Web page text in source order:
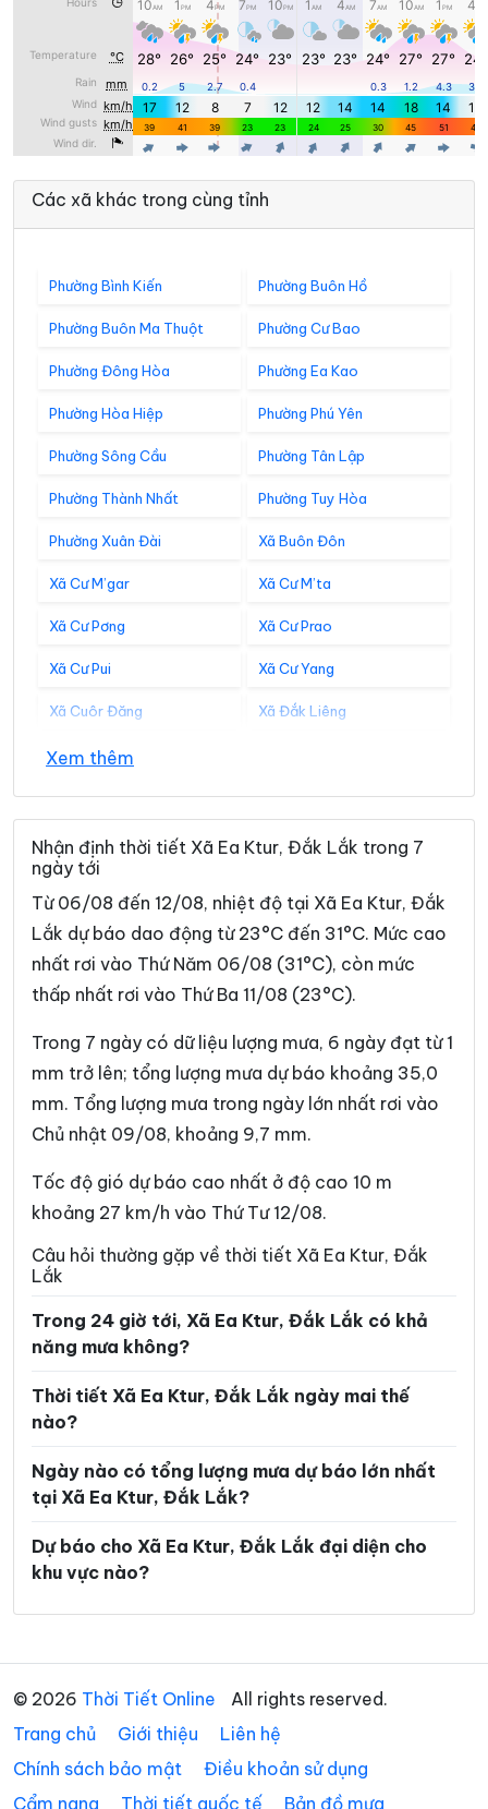
Các xã khác trong cùng tỉnh
Phường Bình Kiến Phường Buôn Hồ
Phường Buôn Ma Thuột Phường Cư Bao
Phường Đông Hòa Phường Ea Kao
Phường Hòa Hiệp Phường Phú Yên
Phường Sông Cầu Phường Tân Lập
Phường Thành Nhất Phường Tuy Hòa
Phường Xuân Đài Xã Buôn Đôn
Xã Cư M’gar Xã Cư M’ta
Xã Cư Pơng Xã Cư Prao
Xã Cư Pui Xã Cư Yang
Xã Cuôr Đăng Xã Đắk Liêng
Xã Đắk Phơi
Xã Dliê Ya Xã Đồng Xuân
Xã Dray Bhăng Xã Đức Bình
Xã Dur Kmăl
Xã Ea Bung Xã Ea Drăng
Xã Ea Drông Xã Ea H’leo
Xã Ea Hiao Xã Ea Kar
Xã Ea Khăl Xã Ea Kiết
Xã Ea Kly Xã Ea Knốp
Xã Ea Knuếc Xã Ea Ly
Xã Ea M’Droh Xã Ea Na
Xã Ea Ning Xã Ea Nuôl
Xã Ea Ô Xã Ea Păl
Xã Ea Riêng
Xã Ea Rốk
Xã Ea Trang Xã Ea Tul
Xã Ea Wer
Xã Hòa Mỹ Xã Hòa Sơn
Xã Hòa Thịnh Xã Hòa Xuân
Xã Ia Lốp
Xã Krông Năng Xã Krông Nô
Xã Krông Pắc Xã Liên Sơn Lắk
Xã M’Drắk Xã Nam Ka
Xem thêm
Nhận định thời tiết Xã Ea Ktur, Đắk Lắk trong 7
ngày tới
Từ 06/08 đến 12/08, nhiệt độ tại Xã Ea Ktur, Đắk
Lắk dự báo dao động từ 23°C đến 31°C. Mức cao
nhất rơi vào Thứ Năm 06/08 (31°C), còn mức
thấp nhất rơi vào Thứ Ba 11/08 (23°C).
Trong 7 ngày có dữ liệu lượng mưa, 6 ngày đạt từ 1
mm trở lên; tổng lượng mưa dự báo khoảng 35,0
mm. Tổng lượng mưa trong ngày lớn nhất rơi vào
Chủ nhật 09/08, khoảng 9,7 mm.
Tốc độ gió dự báo cao nhất ở độ cao 10 m
khoảng 27 km/h vào Thứ Tư 12/08.
Câu hỏi thường gặp về thời tiết Xã Ea Ktur, Đắk
Lắk
Trong 24 giờ tới, Xã Ea Ktur, Đắk Lắk có khả
năng mưa không?
Thời tiết Xã Ea Ktur, Đắk Lắk ngày mai thế
nào?
Ngày nào có tổng lượng mưa dự báo lớn nhất
tại Xã Ea Ktur, Đắk Lắk?
Dự báo cho Xã Ea Ktur, Đắk Lắk đại diện cho
khu vực nào?
© 2026 Thời Tiết Online
All rights reserved.
Trang chủ
Giới thiệu
Liên hệ
Chính sách bảo mật
Điều khoản sử dụng
Cẩm nang
Thời tiết quốc tế Bản đồ mưa